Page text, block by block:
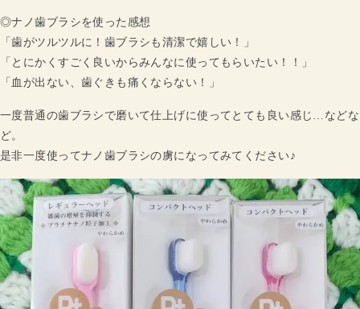
◎ナノ歯ブラシを使った感想
「歯がツルツルに！歯ブラシも清潔で嬉しい！」
「とにかくすごく良いからみんなに使ってもらいたい！！」
「血が出ない、歯ぐきも痛くならない！」
一度普通の歯ブラシで磨いて仕上げに使ってとても良い感じ…などな
ど。
是非一度使ってナノ歯ブラシの虜になってみてください♪